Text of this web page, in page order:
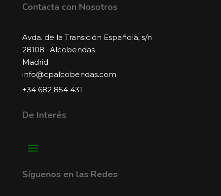
Contacta con Nosotros
Avda. de la Transición Española, s/n
28108 · Alcobendas
Madrid
info@cpalcobendas.com
+34 682 854 431
De Interés
Síguenos en las Redes